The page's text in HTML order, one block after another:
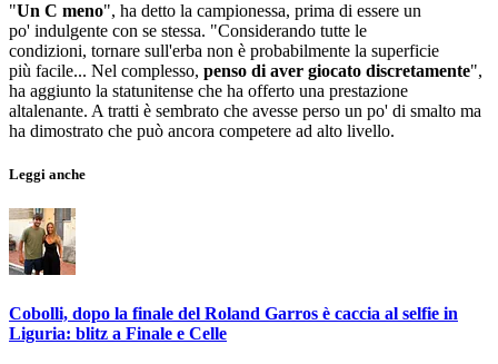
"Un C meno", ha detto la campionessa, prima di essere un
po' indulgente con se stessa. "Considerando tutte le
condizioni, tornare sull'erba non è probabilmente la superficie
più facile... Nel complesso, penso di aver giocato discretamente",
ha aggiunto la statunitense che ha offerto una prestazione
altalenante. A tratti è sembrato che avesse perso un po' di smalto ma
ha dimostrato che può ancora competere ad alto livello.
Leggi anche
Cobolli, dopo la finale del Roland Garros è caccia al selfie in
Liguria: blitz a Finale e Celle